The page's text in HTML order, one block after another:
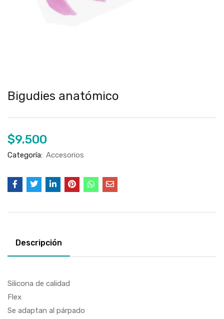
Bigudies anatómico
$9.500
Categoría: Accesorios
Descripción
Silicona de calidad
Flex
Se adaptan al párpado